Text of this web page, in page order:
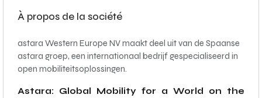
À propos de la société
astara Western Europe NV maakt deel uit van de Spaanse
astara groep, een internationaal bedrijf gespecialiseerd in
open mobiliteitsoplossingen.
Astara: Global Mobility for a World on the